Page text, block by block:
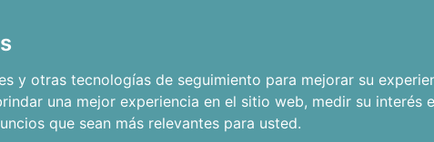
y otras tecnologías de seguimiento para mejorar su
una mejor experiencia en el sitio web, medir su interés
que sean más relevantes para usted.